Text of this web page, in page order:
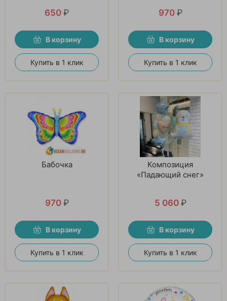
650 ₽
В корзину
Купить в 1 клик
970 ₽
В корзину
Купить в 1 клик
Бабочка
970 ₽
В корзину
Купить в 1 клик
Композиция
«Падающий снег»
5 060 ₽
В корзину
Купить в 1 клик